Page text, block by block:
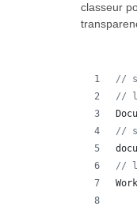
classeur
//
//
//
//